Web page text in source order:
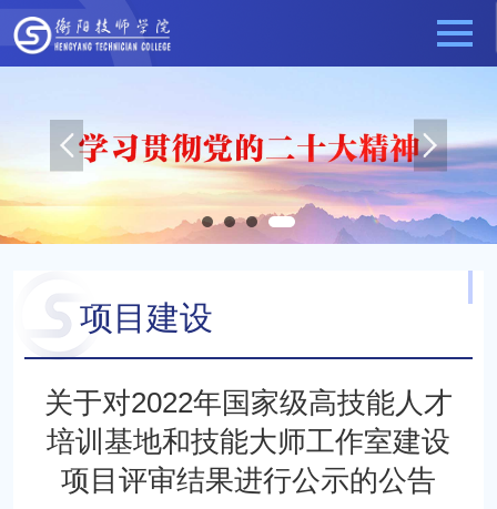
项目建设
当前位置： 科研项目 项目建设
关于对2022年国家级高技能人才
培训基地和技能大师工作室建设
项目评审结果进行公示的公告